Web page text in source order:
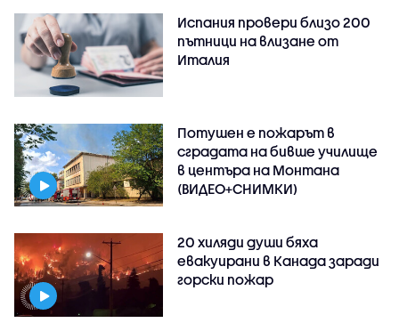
Испания провери близо 200
пътници на влизане от
Италия
Потушен е пожарът в
сградата на бивше училище
в центъра на Монтана
(ВИДЕО+СНИМКИ)
20 хиляди души бяха
евакуирани в Канада заради
горски пожар